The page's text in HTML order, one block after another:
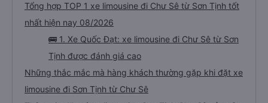
Tổng hợp TOP 1 xe limousine đi Chư Sê từ Sơn Tịnh tốt
nhất hiện nay 08/2026
🚌 1. Xe Quốc Đạt: xe limousine đi Chư Sê từ Sơn
Tịnh được đánh giá cao
Những thắc mắc mà hàng khách thường gặp khi đặt xe
limousine đi Sơn Tịnh từ Chư Sê